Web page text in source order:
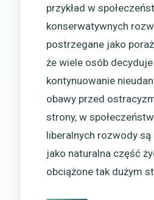
przykład w
konserwatywnych
postrzegane jako
że wiele osób
kontynuowanie
obawy przed
strony, w
liberalnych rozwody
jako naturalna część
obciążone tak dużym